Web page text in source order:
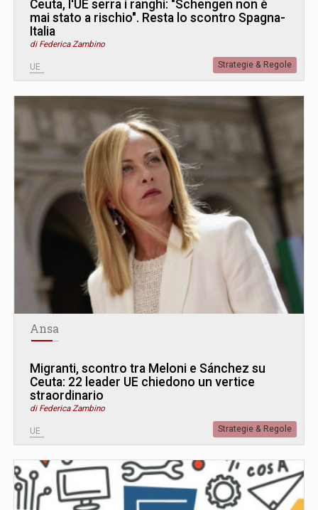
Ceuta, l'UE serra i ranghi: "Schengen non è
mai stato a rischio". Resta lo scontro Spagna-
Italia
di Federica Zambino
UE Strategie & Regole
Ansa
Migranti, scontro tra Meloni e Sánchez su
Ceuta: 22 leader UE chiedono un vertice
straordinario
di Federica Zambino
UE Strategie & Regole